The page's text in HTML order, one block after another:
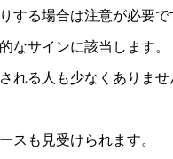
する場合は注意が必要で
なサインに該当します。
れる人も少なくありませ
スも見受けられます。